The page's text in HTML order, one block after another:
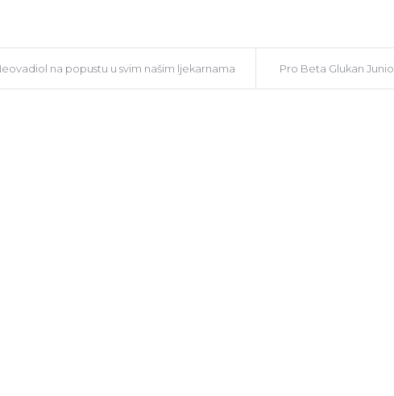
na popustu u svim našim ljekarnama Pro Beta Glukan